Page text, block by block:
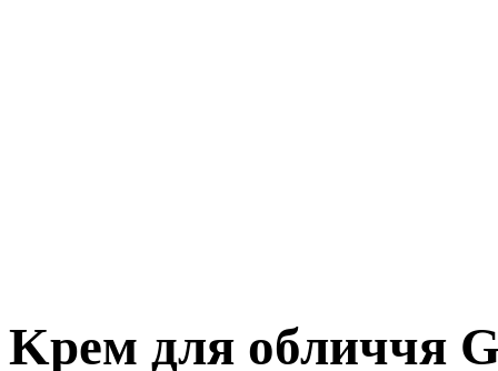
Kрем для обличчя